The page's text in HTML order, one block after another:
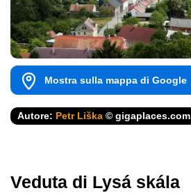
Mostra sulla mappa di Google
Autore: Petr Liška © gigaplaces.com
Veduta di Lysá skála